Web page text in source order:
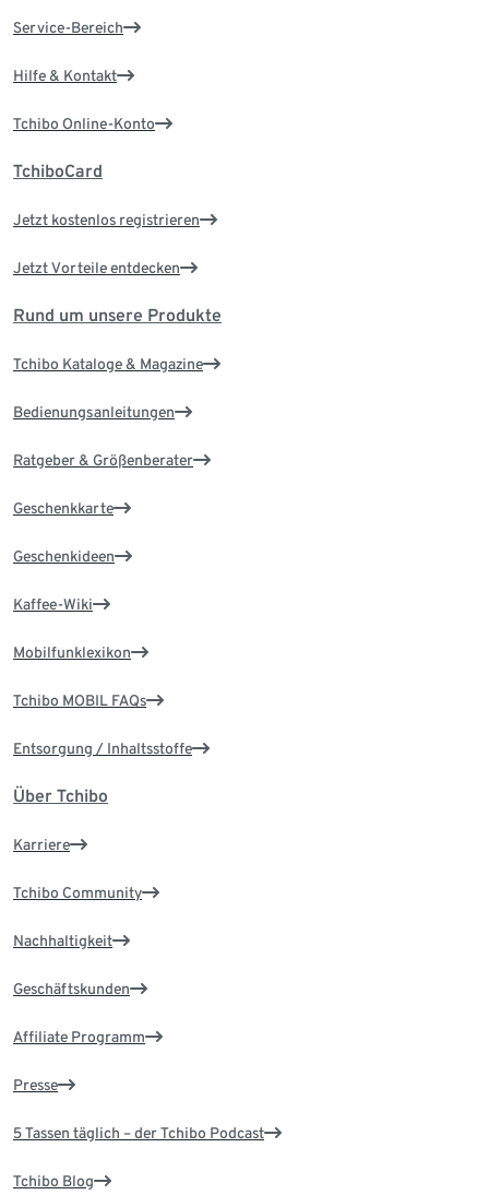
Service-Bereich
Hilfe & Kontakt
Tchibo Online-Konto
TchiboCard
Jetzt kostenlos registrieren
Jetzt Vorteile entdecken
Rund um unsere Produkte
Tchibo Kataloge & Magazine
Bedienungsanleitungen
Ratgeber & Größenberater
Geschenkkarte
Geschenkideen
Kaffee-Wiki
Mobilfunklexikon
Tchibo MOBIL FAQs
Entsorgung / Inhaltsstoffe
Über Tchibo
Karriere
Tchibo Community
Nachhaltigkeit
Geschäftskunden
Affiliate Programm
Presse
5 Tassen täglich – der Tchibo Podcast
Tchibo Blog